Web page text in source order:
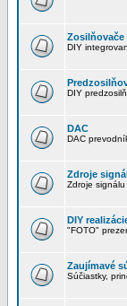
Zosilňovače
DIY
DIY
DAC
DAC
Zdroje
Zdroje signálu
DIY
"FOTO"
Zaujímavé
Súčiastky,